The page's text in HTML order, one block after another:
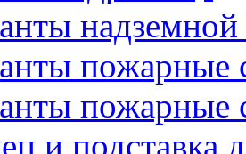
пожарные
пожарные
и подставка